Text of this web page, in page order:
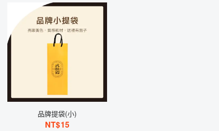
品牌提袋(小)
NT$15